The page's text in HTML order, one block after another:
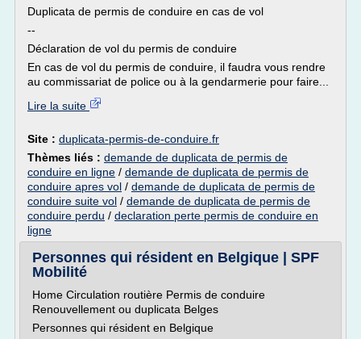
Duplicata de permis de conduire en cas de vol
--
Déclaration de vol du permis de conduire
En cas de vol du permis de conduire, il faudra vous rendre
au commissariat de police ou à la gendarmerie pour faire...
Lire la suite
Site : duplicata-permis-de-conduire.fr
Thèmes liés : demande de duplicata de permis de
conduire en ligne / demande de duplicata de permis de
conduire apres vol / demande de duplicata de permis de
conduire suite vol / demande de duplicata de permis de
conduire perdu / declaration perte permis de conduire en
ligne
Personnes qui résident en Belgique | SPF
Mobilité
Home Circulation routière Permis de conduire
Renouvellement ou duplicata Belges
Personnes qui résident en Belgique